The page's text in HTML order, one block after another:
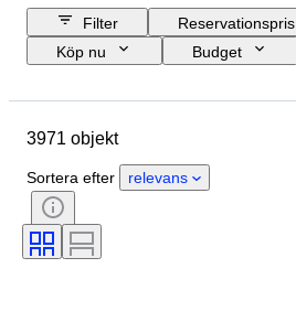
Filter
Reservationspris
Köp nu
Budget
Ursprungsland
Skick
Färg
Tillbehör ingår
Mönster
Modell
3971 objekt
Sortera efter relevans